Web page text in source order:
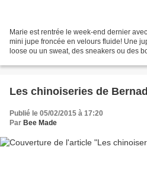
Marie est rentrée le week-end dernier
mini jupe froncée en velours fluide! Une
loose ou un sweat, des sneakers ou des
Les chinoiseries de
Publié le 05/02/2015 à 17:20
Par Bee Made